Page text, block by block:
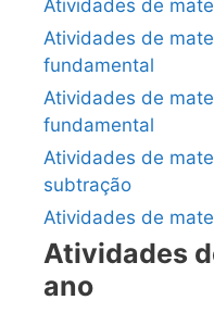
Atividades de
Atividades de
fundamental
Atividades de
fundamental
Atividades de
subtração
Atividades de
Atividades
ano